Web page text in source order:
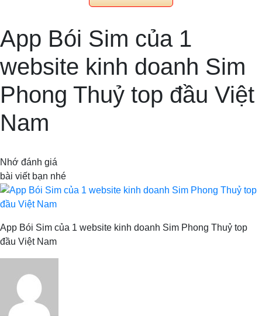
App Bói Sim của 1
website kinh doanh Sim
Phong Thuỷ top đầu Việt
Nam
Nhớ đánh giá
bài viết bạn nhé
App Bói Sim của 1 website kinh doanh Sim Phong Thuỷ top
đầu Việt Nam